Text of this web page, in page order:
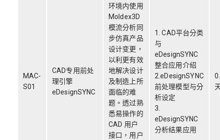
MAC-
S01
CAD专用前处
理引擎
eDesignSYNC
环境内使用
Moldex3D
模流分析同
步仿真产品
设计变更，
以利更有效
地解决设计
及制造上所
面临的难
题。透过熟
悉易操作的
CAD 用户
接口，用户
1. CAD平台分类
与
eDesignSYNC
整合应用介绍
2.eDesignSYNC
前处理模型与分
析设定
3.
eDesignSYNC
分析结果应用